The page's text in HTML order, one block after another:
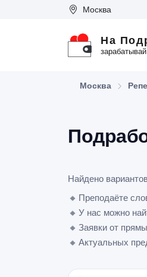
Москва
На
Москва
Найдено
🔸 Преподаёте
🔸 У нас можно
🔸 Заявки от
🔸 Актуальных